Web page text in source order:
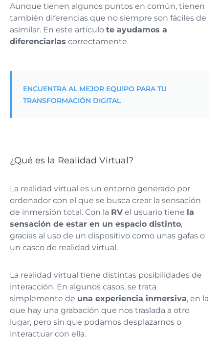
Aunque tienen algunos puntos en común, tienen
también diferencias que no siempre son fáciles de
asimilar. En este artículo te ayudamos a
diferenciarlas correctamente.
ENCUENTRA AL MEJOR EQUIPO PARA TU
TRANSFORMACIÓN DIGITAL
¿Qué es la Realidad Virtual?
La realidad virtual es un entorno generado por
ordenador con el que se busca crear la sensación
de inmersión total. Con la RV el usuario tiene la
sensación de estar en un espacio distinto,
gracias al uso de un dispositivo como unas gafas o
un casco de realidad virtual.
La realidad virtual tiene distintas posibilidades de
interacción. En algunos casos, se trata
simplemente de una experiencia inmersiva, en la
que hay una grabación que nos traslada a otro
lugar, pero sin que podamos desplazarnos o
interactuar con ella.